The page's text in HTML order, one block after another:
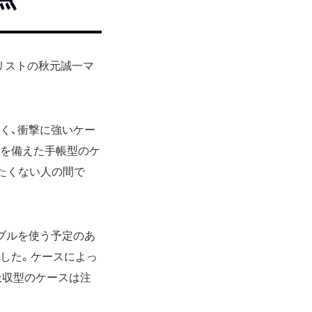
ストの秋元誠一マ
、衝撃に強いケー
備えた手帳型のケ
くない人の間で
ルを使う予定のあ
た。ケースによっ
型のケースは注